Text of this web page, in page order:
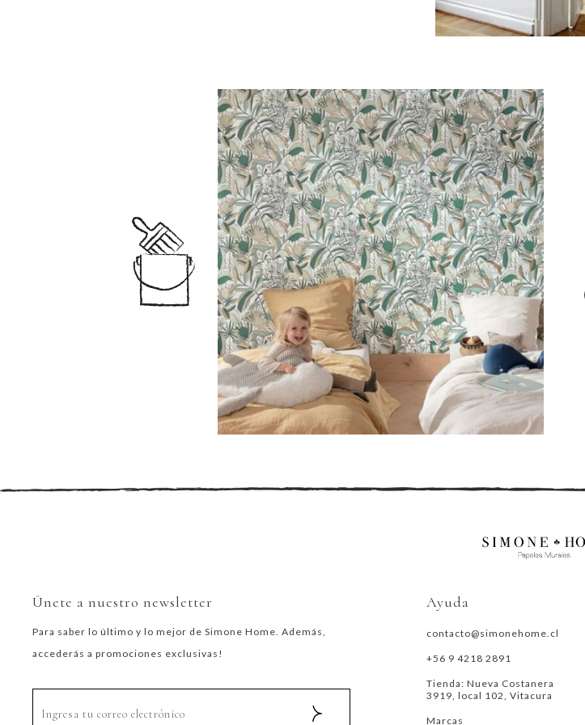
Únete a nuestro newsletter
Para saber lo último y lo mejor de Simone Home. Además,
accederás a promociones exclusivas!
Ayuda
contacto@simonehome.cl
+56 9 4218 2891
Tienda: Nueva Costanera
3919, local 102, Vitacura
Marcas